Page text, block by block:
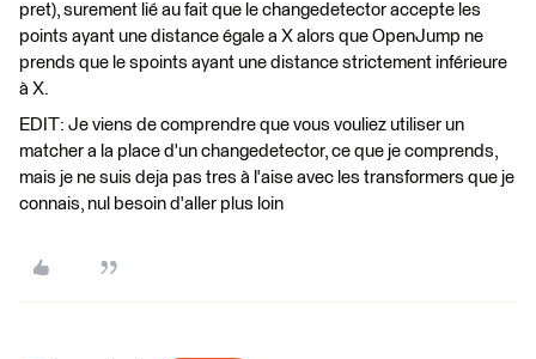
pret), surement lié au fait que le changedetector accepte les
points ayant une distance égale a X alors que OpenJump ne
prends que le spoints ayant une distance strictement inférieure
à X.
EDIT: Je viens de comprendre que vous vouliez utiliser un
matcher a la place d'un changedetector, ce que je comprends,
mais je ne suis deja pas tres à l'aise avec les transformers que je
connais, nul besoin d'aller plus loin